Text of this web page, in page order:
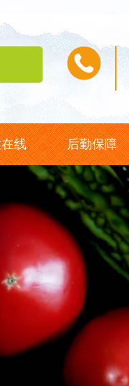
线 后勤保障